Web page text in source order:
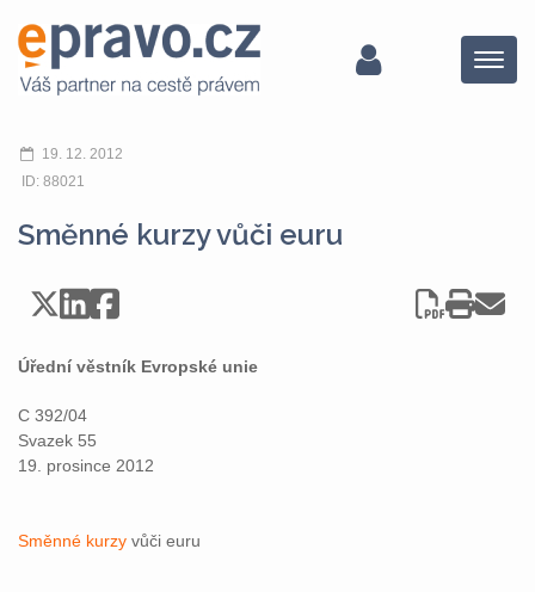
Menu
19. 12. 2012
ID: 88021
Směnné kurzy vůči euru
Úřední věstník Evropské unie
C 392/04
Svazek 55
19. prosince 2012
Směnné kurzy vůči euru